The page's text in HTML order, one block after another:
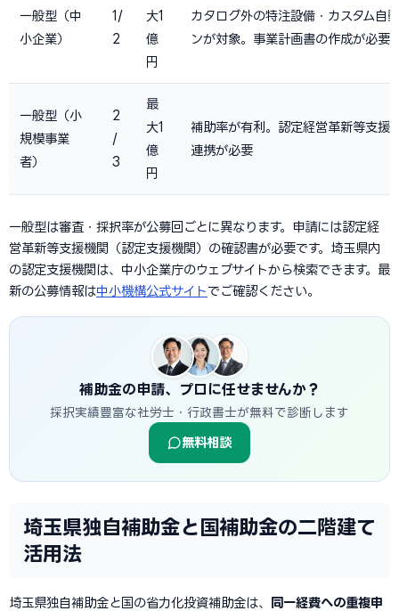
一般型（中
小企業）
1/
2
大1
億
円
カタログ外の特注設備・カスタム自
ンが対象。事業計画書の作成が必要
一般型（小
規模事業
者）
2
/
3
最
大1
億
円
補助率が有利。認定経営革新等支援
連携が必要
一般型は審査・採択率が公募回ごとに異なります。申請には認定経
営革新等支援機関（認定支援機関）の確認書が必要です。埼玉県内
の認定支援機関は、中小企業庁のウェブサイトから検索できます。最
新の公募情報は中小機構公式サイト でご確認ください。
補助金の申請、プロに任せませんか？
採択実績豊富な社労士・行政書士が無料で診断します
無料相談
埼玉県独自補助金と国補助金の二階建て
活用法
埼玉県独自補助金と国の省力化投資補助金は、 同一経費への重複申